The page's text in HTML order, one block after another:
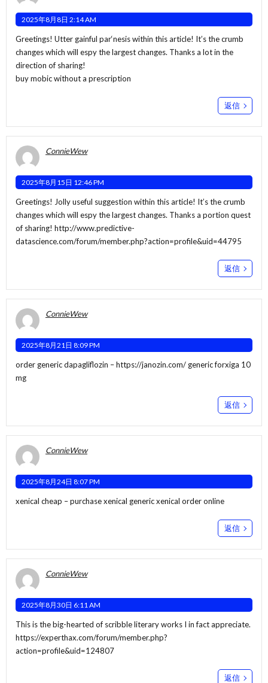
2025年8月8日 2:14 AM
Greetings! Utter gainful par‘nesis within this article! It’s the crumb
changes which will espy the largest changes. Thanks a lot in the
direction of sharing!
buy mobic without a prescription
返信
ConnieWew
2025年8月15日 12:46 PM
Greetings! Jolly useful suggestion within this article! It’s the crumb
changes which will espy the largest changes. Thanks a portion quest
of sharing! http://www.predictive-
datascience.com/forum/member.php?action=profile&uid=44795
返信
ConnieWew
2025年8月21日 8:09 PM
order generic dapagliflozin –https://janozin.com/ generic forxiga 10
mg
返信
ConnieWew
2025年8月24日 8:07 PM
xenical cheap –purchase xenical genericxenical order online
返信
ConnieWew
2025年8月30日 6:11 AM
This is the big-hearted of scribble literary works I in fact appreciate.
https://experthax.com/forum/member.php?
action=profile&uid=124807
返信